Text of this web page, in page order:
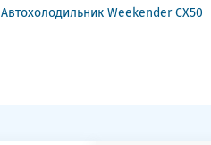
Автохолодильник Weekender CX50